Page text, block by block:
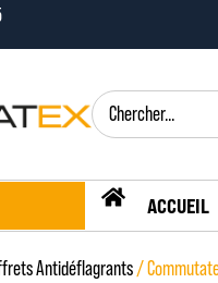
ACCUEIL
Antidéflagrants/